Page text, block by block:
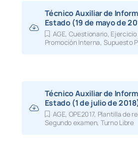
Técnico Auxiliar de
Estado (19 de mayo de
AGE, Cuestionario,
Promoción Interna, Supuesto
Técnico Auxiliar de
Estado (1 de julio de
AGE, OPE2017, Plantilla de
Segundo examen, Turno Libre